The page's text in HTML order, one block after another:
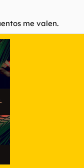
me valen.